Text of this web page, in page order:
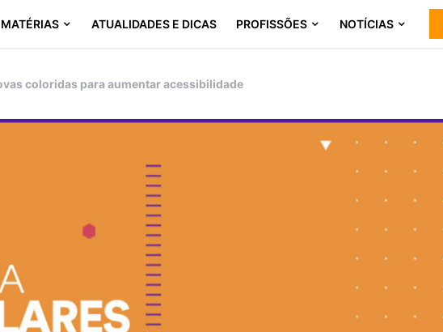
MATÉRIAS ATUALIDADES E DICAS PROFISSÕES NOTÍCIAS
coloridas para aumentar acessibilidade